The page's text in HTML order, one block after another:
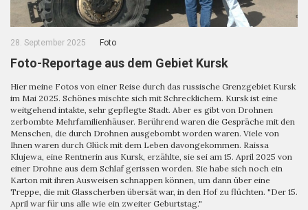
28. September 2025 Foto
Foto-Reportage aus dem Gebiet Kursk
Hier meine Fotos von einer Reise durch das russische Grenzgebiet Kursk
im Mai 2025. Schönes mischte sich mit Schrecklichem. Kursk ist eine
weitgehend intakte, sehr gepflegte Stadt. Aber es gibt von Drohnen
zerbombte Mehrfamilienhäuser. Berührend waren die Gespräche mit den
Menschen, die durch Drohnen ausgebombt worden waren. Viele von
Ihnen waren durch Glück mit dem Leben davongekommen. Raissa
Klujewa, eine Rentnerin aus Kursk, erzählte, sie sei am 15. April 2025 von
einer Drohne aus dem Schlaf gerissen worden. Sie habe sich noch ein
Karton mit ihren Ausweisen schnappen können, um dann über eine
Treppe, die mit Glasscherben übersät war, in den Hof zu flüchten. "Der 15.
April war für uns alle wie ein zweiter Geburtstag."